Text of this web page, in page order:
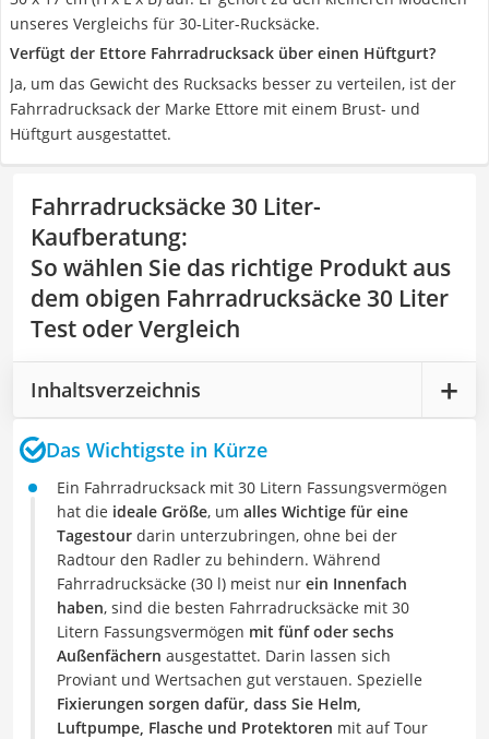
unseres Vergleichs für 30-Liter-Rucksäcke.
Verfügt der Ettore Fahrradrucksack über einen Hüftgurt?
Ja, um das Gewicht des Rucksacks besser zu verteilen, ist der
Fahrradrucksack der Marke Ettore mit einem Brust- und
Hüftgurt ausgestattet.
Fahrradrucksäcke 30 Liter-
Kaufberatung:
So wählen Sie das richtige Produkt aus
dem obigen Fahrradrucksäcke 30 Liter
Test oder Vergleich
Inhaltsverzeichnis
Das Wichtigste in Kürze
Ein Fahrradrucksack mit 30 Litern Fassungsvermögen
hat die ideale Größe, um alles Wichtige für eine
Tagestour darin unterzubringen, ohne bei der
Radtour den Radler zu behindern. Während
Fahrradrucksäcke (30 l) meist nur ein Innenfach
haben, sind die besten Fahrradrucksäcke mit 30
Litern Fassungsvermögen mit fünf oder sechs
Außenfächern ausgestattet. Darin lassen sich
Proviant und Wertsachen gut verstauen. Spezielle
Fixierungen sorgen dafür, dass Sie Helm,
Luftpumpe, Flasche und Protektoren mit auf Tour